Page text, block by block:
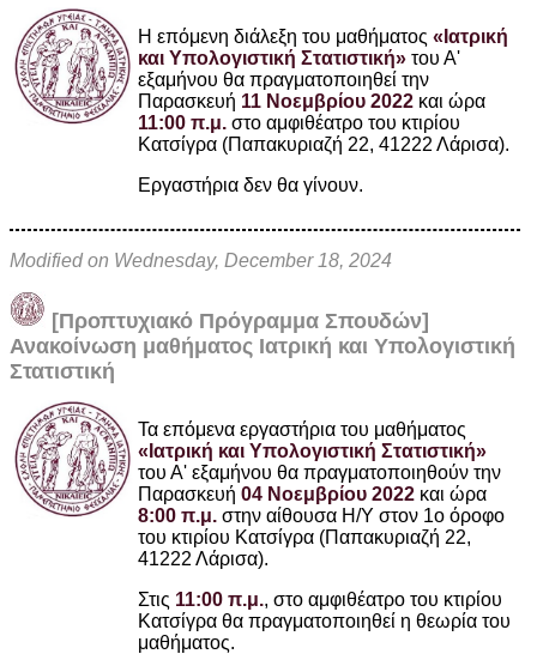
Η επόμενη διάλεξη του μαθήματος «Ιατρική
και Υπολογιστική Στατιστική» του Α'
εξαμήνου θα πραγματοποιηθεί την
Παρασκευή 11 Νοεμβρίου 2022 και ώρα
11:00 π.μ. στο αμφιθέατρο του κτιρίου
Κατσίγρα (Παπακυριαζή 22, 41222 Λάρισα).
Εργαστήρια δεν θα γίνουν.
Modified on Wednesday, December 18, 2024
[Προπτυχιακό Πρόγραμμα Σπουδών]
Ανακοίνωση μαθήματος Ιατρική και Υπολογιστική
Στατιστική
Τα επόμενα εργαστήρια του μαθήματος
«Ιατρική και Υπολογιστική Στατιστική»
του Α' εξαμήνου θα πραγματοποιηθούν την
Παρασκευή 04 Νοεμβρίου 2022 και ώρα
8:00 π.μ. στην αίθουσα Η/Υ στον 1ο όροφο
του κτιρίου Κατσίγρα (Παπακυριαζή 22,
41222 Λάρισα).
Στις 11:00 π.μ., στο αμφιθέατρο του κτιρίου
Κατσίγρα θα πραγματοποιηθεί η θεωρία του
μαθήματος.